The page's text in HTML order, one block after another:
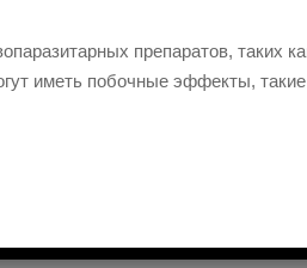
препаратов, таких
иметь побочные эффекты, такие